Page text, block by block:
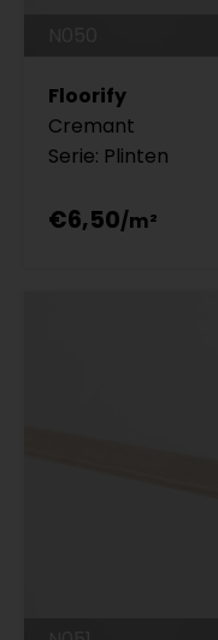
Floorify
Cremant
Serie: Plinten
€6,50